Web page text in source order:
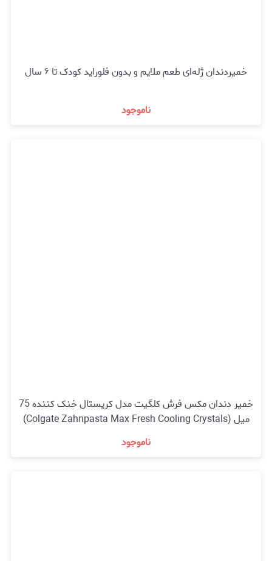
خمیردندان ژله‌ای طعم ملایم و بدون فلوراید کودک تا ۶ سال
ناموجود
خمیر دندان مکس فرش کلگیت مدل کریستال خنک کننده 75
میل (Colgate Zahnpasta Max Fresh Cooling Crystals)
ناموجود